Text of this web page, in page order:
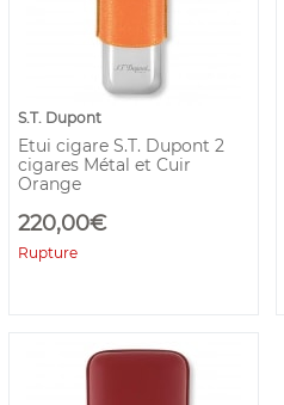
S.T. Dupont
Etui cigare S.T. Dupont 2
cigares Métal et Cuir
Orange
220,00€
Rupture